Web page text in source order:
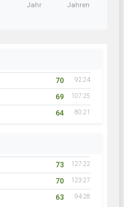
Jahr
Jahren
70 92:24
69 107:25
64 80:21
73 127:22
70 123:27
63 94:28